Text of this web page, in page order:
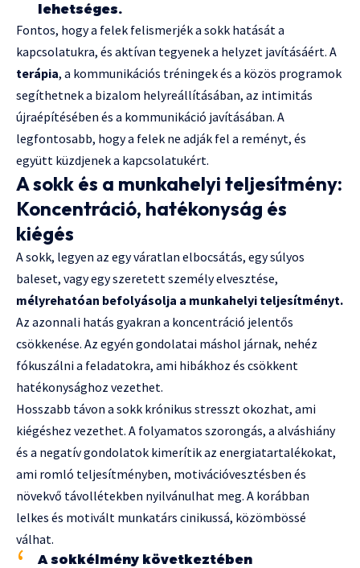
lehetséges.
Fontos, hogy a felek felismerjék a sokk hatását a
kapcsolatukra, és aktívan tegyenek a helyzet javításáért. A
terápia, a kommunikációs tréningek és a közös programok
segíthetnek a bizalom helyreállításában, az intimitás
újraépítésében és a kommunikáció javításában. A
legfontosabb, hogy a felek ne adják fel a reményt, és
együtt küzdjenek a kapcsolatukért.
A sokk és a munkahelyi teljesítmény:
Koncentráció, hatékonyság és
kiégés
A sokk, legyen az egy váratlan elbocsátás, egy súlyos
baleset, vagy egy szeretett személy elvesztése,
mélyrehatóan befolyásolja a munkahelyi teljesítményt.
Az azonnali hatás gyakran a koncentráció jelentős
csökkenése. Az egyén gondolatai máshol járnak, nehéz
fókuszálni a feladatokra, ami hibákhoz és csökkent
hatékonysághoz vezethet.
Hosszabb távon a sokk krónikus stresszt okozhat, ami
kiégéshez vezethet. A folyamatos szorongás, a alváshiány
és a negatív gondolatok kimerítik az energiatartalékokat,
ami romló teljesítményben, motivációvesztésben és
növekvő távollétekben nyilvánulhat meg. A korábban
lelkes és motivált munkatárs cinikussá, közömbössé
válhat.
A sokkélmény következtében